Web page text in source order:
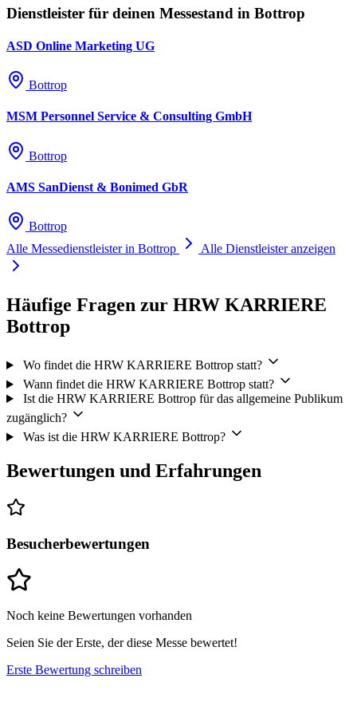
Dienstleister für deinen Messestand in Bottrop
ASD Online Marketing UG
Bottrop
MSM Personnel Service & Consulting GmbH
Bottrop
AMS SanDienst & Bonimed GbR
Bottrop
Alle Messedienstleister in Bottrop
Alle Dienstleister anzeigen
Häufige Fragen zur HRW KARRIERE
Bottrop
Wo findet die HRW KARRIERE Bottrop statt?
Wann findet die HRW KARRIERE Bottrop statt?
Ist die HRW KARRIERE Bottrop für das allgemeine Publikum
zugänglich?
Was ist die HRW KARRIERE Bottrop?
Bewertungen und Erfahrungen
Besucherbewertungen
Noch keine Bewertungen vorhanden
Seien Sie der Erste, der diese Messe bewertet!
Erste Bewertung schreiben